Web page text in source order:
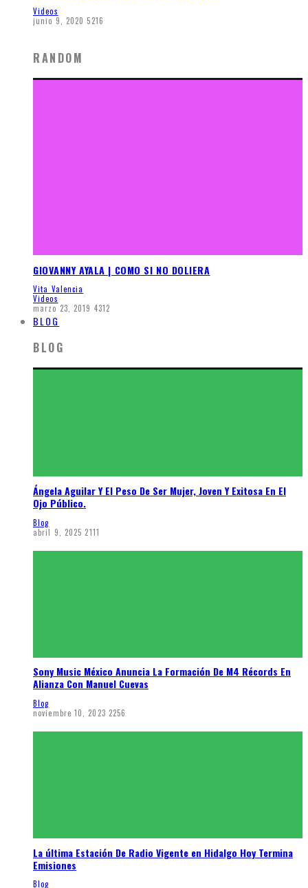
Videos
junio 9, 2020 5216
RANDOM
GIOVANNY AYALA | COMO SI NO DOLIERA
Vita Valencia
Videos
marzo 23, 2019 4312
BLOG
BLOG
Ángela Aguilar Y El Peso De Ser Mujer, Joven Y Exitosa En El
Ojo Público.
Blog
abril 9, 2025 2111
Sony Music México Anuncia La Formación De M4 Récords En
Alianza Con Manuel Cuevas
Blog
noviembre 10, 2023 2256
La última Estación De Radio Vigente en Hidalgo Hoy Termina
Emisiones
Blog